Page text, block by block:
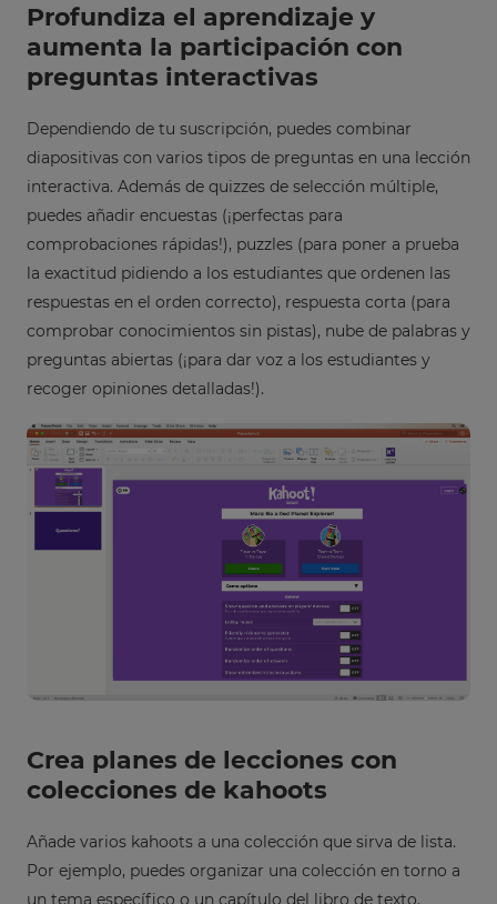
Profundiza el aprendizaje y
aumenta la participación con
preguntas interactivas
Dependiendo de tu suscripción, puedes combinar
diapositivas con varios tipos de preguntas en una lección
interactiva. Además de quizzes de selección múltiple,
puedes añadir encuestas (¡perfectas para
comprobaciones rápidas!), puzzles (para poner a prueba
la exactitud pidiendo a los estudiantes que ordenen las
respuestas en el orden correcto), respuesta corta (para
comprobar conocimientos sin pistas), nube de palabras y
preguntas abiertas (¡para dar voz a los estudiantes y
recoger opiniones detalladas!).
Crea planes de lecciones con
colecciones de kahoots
Añade varios kahoots a una colección que sirva de lista.
Por ejemplo, puedes organizar una colección en torno a
un tema específico o un capítulo del libro de texto.
Settings